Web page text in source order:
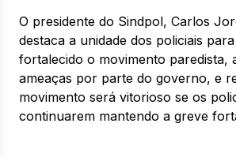
O presidente do Sindpol, Carlos
destaca a unidade dos policiais
fortalecido o movimento paredista,
ameaças por parte do governo, e
movimento será vitorioso se os
continuarem mantendo a greve